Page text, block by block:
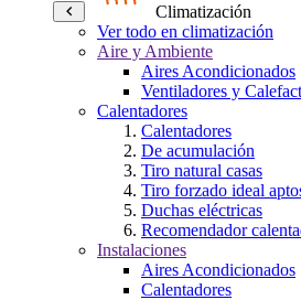
Climatización
Ver todo en climatización
Aire y Ambiente
Aires Acondicionados
Ventiladores y
Calentadores
Calentadores
De acumulación
Tiro natural casas
Tiro forzado ideal
Duchas eléctricas
Recomendador
Instalaciones
Aires Acondicionados
Calentadores